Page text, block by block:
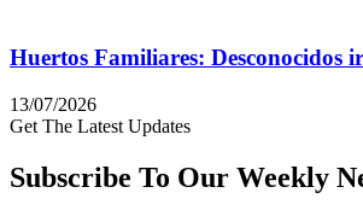
Huertos Familiares: Desconocidos
13/07/2026
Get The Latest Updates
Subscribe To Our Weekly